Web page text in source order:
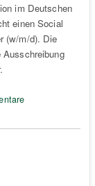
im Deutschen
einen Social
(w/m/d). Die
Ausschreibung